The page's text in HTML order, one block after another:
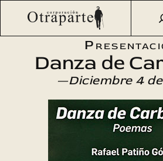
Saltar
Otraparte.org /Agenda Cultural
Danza de
—Diciembre 4